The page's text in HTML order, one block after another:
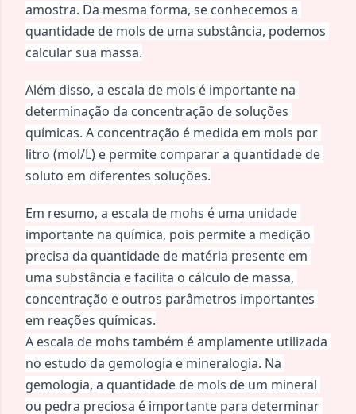
amostra. Da mesma forma, se conhecemos a
quantidade de mols de uma substância, podemos
calcular sua massa.
Além disso, a escala de mols é importante na
determinação da concentração de soluções
químicas. A concentração é medida em mols por
litro (mol/L) e permite comparar a quantidade de
soluto em diferentes soluções.
Em resumo, a escala de mohs é uma unidade
importante na química, pois permite a medição
precisa da quantidade de matéria presente em
uma substância e facilita o cálculo de massa,
concentração e outros parâmetros importantes
em reações químicas.
A escala de mohs também é amplamente utilizada
no estudo da gemologia e mineralogia. Na
gemologia, a quantidade de mols de um mineral
ou pedra preciosa é importante para determinar